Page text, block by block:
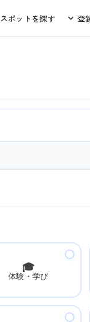
スポットを探す 登
🎓
体験・学び